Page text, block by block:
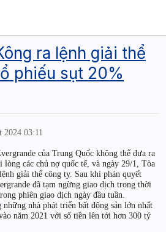
ra lệnh giải thể
phiếu sụt 20%
2024 03:11
của Trung Quốc không thể đưa ra
lòng các chủ nợ quốc tế, và ngày 29/1, Tòa
giải thể công ty. Sau khi phán quyết
đã tạm ngừng giao dịch trong thời
phiên giao dịch ngày đầu tuần.
nhà phát triển bất động sản lớn nhất
năm 2021 với số tiền lên tới hơn 300 tỷ